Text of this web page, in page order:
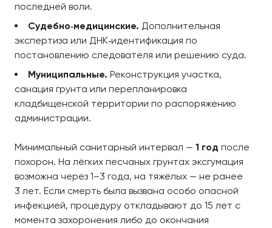
последней воли.
Судебно‑медицинские. Дополнительная
экспертиза или ДНК‑идентификация по
постановлению следователя или решению суда.
Муниципальные. Реконструкция участка,
санация грунта или перепланировка
кладбищенской территории по распоряжению
администрации.
Минимальный санитарный интервал — 1 год после
похорон. На лёгких песчаных грунтах эксгумация
возможна через 1–3 года, на тяжёлых — не ранее
3 лет. Если смерть была вызвана особо опасной
инфекцией, процедуру откладывают до 15 лет с
момента захоронения либо до окончания